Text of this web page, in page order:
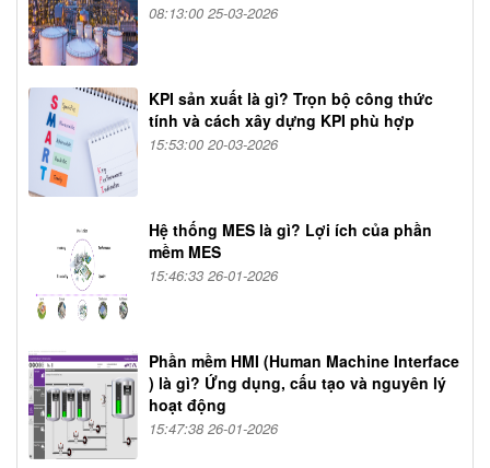
08:13:00 25-03-2026
KPI sản xuất là gì? Trọn bộ công thức
tính và cách xây dựng KPI phù hợp
15:53:00 20-03-2026
Hệ thống MES là gì? Lợi ích của phần
mềm MES
15:46:33 26-01-2026
Phần mềm HMI (Human Machine Interface
) là gì? Ứng dụng, cấu tạo và nguyên lý
hoạt động
15:47:38 26-01-2026